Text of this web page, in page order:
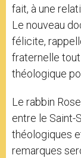
fait, à une
Le nouveau
félicite,
fraternelle
théologique
Le rabbin
entre le Saint-
théologiques
remarques